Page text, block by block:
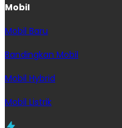
Mobil
Mobil Baru
Bandingkan Mobil
Mobil Hybrid
Mobil Listrik